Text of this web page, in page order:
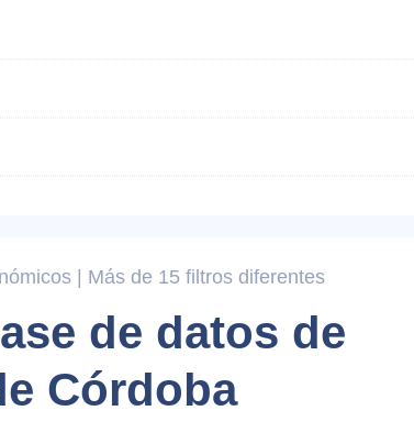
| Más de 15 filtros diferentes
de datos de
Córdoba